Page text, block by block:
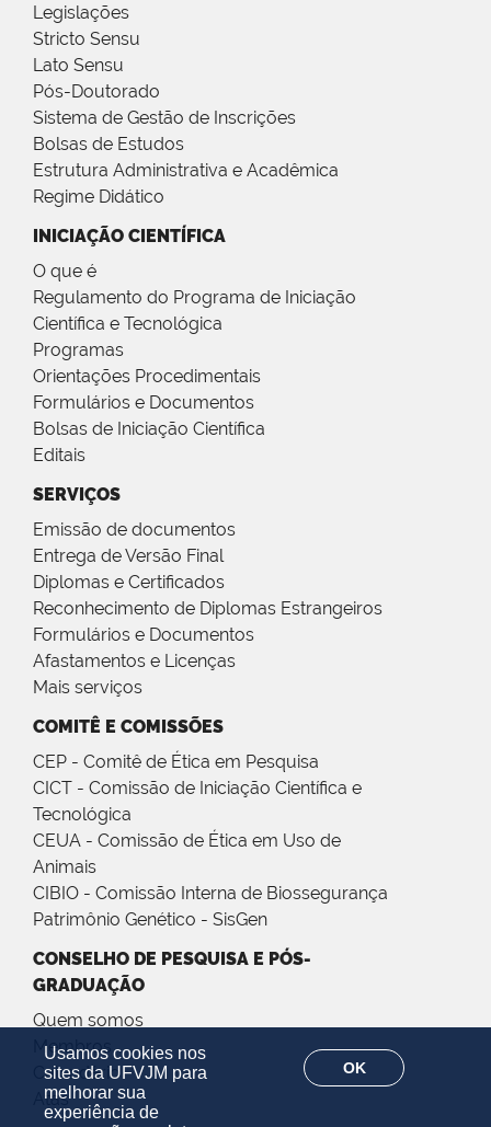
Usamos cookies nos
sites da UFVJM para
melhorar sua
experiência de
OK
Legislações
Stricto Sensu
Lato Sensu
Pós-Doutorado
Sistema de Gestão de Inscrições
Bolsas de Estudos
Estrutura Administrativa e Acadêmica
Regime Didático
INICIAÇÃO CIENTÍFICA
O que é
Regulamento do Programa de Iniciação
Científica e Tecnológica
Programas
Orientações Procedimentais
Formulários e Documentos
Bolsas de Iniciação Científica
Editais
SERVIÇOS
Emissão de documentos
Entrega de Versão Final
Diplomas e Certificados
Reconhecimento de Diplomas Estrangeiros
Formulários e Documentos
Afastamentos e Licenças
Mais serviços
COMITÊ E COMISSÕES
CEP - Comitê de Ética em Pesquisa
CICT - Comissão de Iniciação Científica e
Tecnológica
CEUA - Comissão de Ética em Uso de
Animais
CIBIO - Comissão Interna de Biossegurança
Patrimônio Genético - SisGen
CONSELHO DE PESQUISA E PÓS-
GRADUAÇÃO
Quem somos
Membros
Calendário
Atas